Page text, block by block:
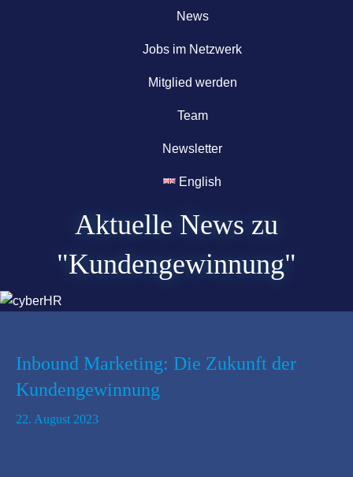
News
Jobs im Netzwerk
Mitglied werden
Team
Newsletter
English
Aktuelle News zu
"Kundengewinnung"
Inbound Marketing: Die Zukunft der
Kundengewinnung
22. August 2023